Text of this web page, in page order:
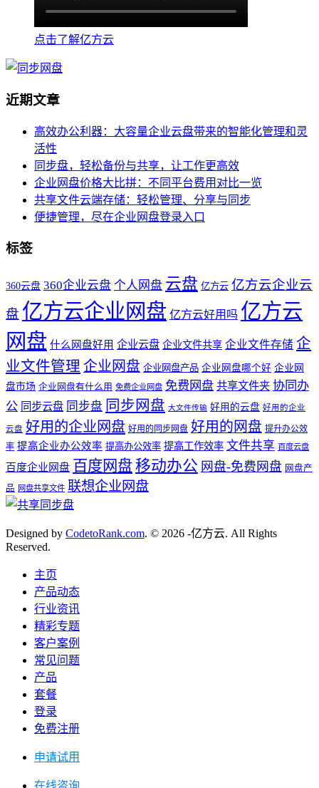
点击了解亿方云
近期文章
高效办公利器：大容量企业云盘带来的智能化管理和灵
活性
同步盘，轻松备份与共享，让工作更高效
企业网盘价格大比拼：不同平台费用对比一览
共享文件云端存储：轻松管理、分享与同步
便捷管理，尽在企业网盘登录入口
标签
360云盘 360企业云盘 个人网盘 云盘 亿方云 亿方云企业云
盘 亿方云企业网盘 亿方云好用吗 亿方云
网盘 什么网盘好用 企业云盘 企业文件共享 企业文件存储 企
业文件管理 企业网盘 企业网盘产品 企业网盘哪个好 企业网
盘市场 企业网盘有什么用 免费企业网盘 免费网盘 共享文件夹 协同办
公 同步云盘 同步盘 同步网盘 大文件传输 好用的云盘 好用的企业
云盘 好用的企业网盘 好用的同步网盘 好用的网盘 提升办公效
率 提高企业办公效率 提高办公效率 提高工作效率 文件共享 百度云盘
百度企业网盘 百度网盘 移动办公 网盘-免费网盘 网盘产
品 网盘共享文件 联想企业网盘
Designed by CodetoRank.com. © 2026 -亿方云. All Rights
Reserved.
主页
产品动态
行业资讯
精彩专题
客户案例
常见问题
产品
套餐
登录
免费注册
申请试用